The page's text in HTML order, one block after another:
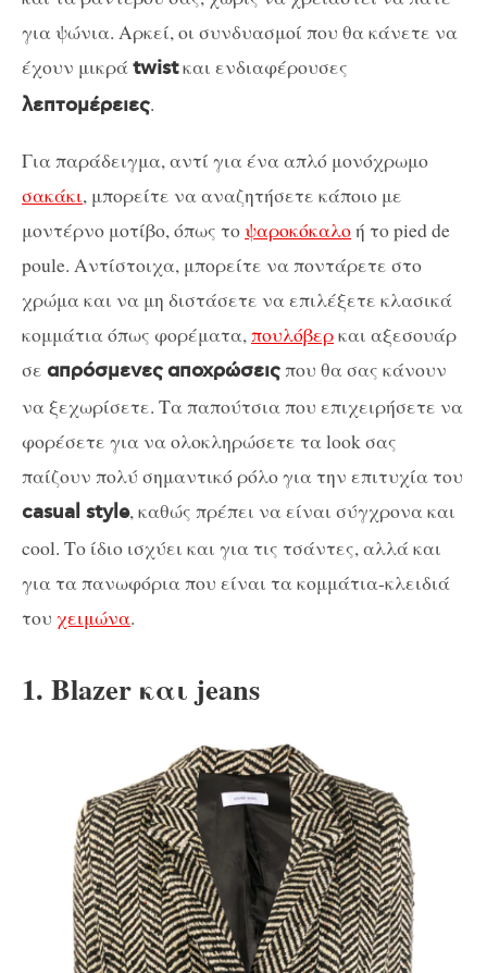
για ψώνια. Αρκεί, οι συνδυασμοί που θα κάνετε να
έχουν μικράtwistκαι ενδιαφέρουσες
λεπτομέρειες.
Για παράδειγμα, αντί για ένα απλό μονόχρωμο
σακάκι, μπορείτε να αναζητήσετε κάποιο με
μοντέρνο μοτίβο, όπως τοψαροκόκαλοή το pied de
poule. Αντίστοιχα, μπορείτε να ποντάρετε στο
χρώμα και να μη διστάσετε να επιλέξετε κλασικά
κομμάτια όπως φορέματα,πουλόβερκαι αξεσουάρ
σε απρόσμενεςαποχρώσειςπου θα σας κάνουν
να ξεχωρίσετε. Τα παπούτσια που επιχειρήσετε να
φορέσετε για να ολοκληρώσετε τα look σας
παίζουν πολύ σημαντικό ρόλο για την επιτυχία του
casual style, καθώς πρέπει να είναι σύγχρονα και
cool. Το ίδιο ισχύει και για τις τσάντες, αλλά και
για τα πανωφόρια που είναι τα κομμάτια-κλειδιά
του χειμώνα.
1. Blazer και jeans